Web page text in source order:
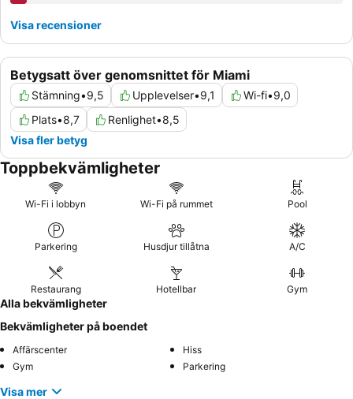
Betygsatt över genomsnittet för Miami
Stämning•9,5 Upplevelser•9,1 Wi-fi•9,0
Plats•8,7 Renlighet•8,5
Visa fler betyg
Visa recensioner
Toppbekvämligheter
Wi-Fi i lobbyn Wi-Fi på rummet Pool
Parkering Husdjur tillåtna A/C
Restaurang Hotellbar Gym
Alla bekvämligheter
Bekvämligheter på boendet
Affärscenter
Hiss
Gym
Parkering
Visa mer